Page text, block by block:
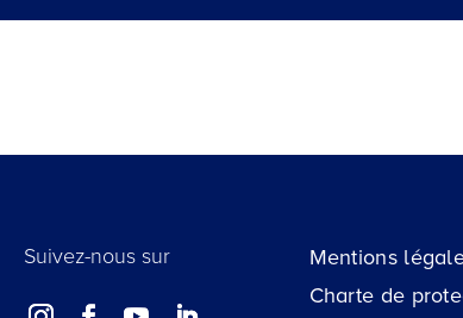
Suivez-nous sur
Mentions
Charte de